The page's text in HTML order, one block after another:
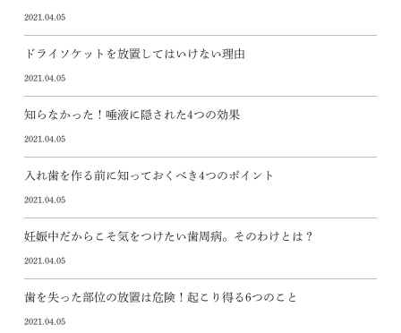
2021.04.05
ドライソケットを放置してはいけない理由
2021.04.05
知らなかった！唾液に隠された4つの効果
2021.04.05
入れ歯を作る前に知っておくべき4つのポイント
2021.04.05
妊娠中だからこそ気をつけたい歯周病。そのわけとは？
2021.04.05
歯を失った部位の放置は危険！起こり得る6つのこと
2021.04.05